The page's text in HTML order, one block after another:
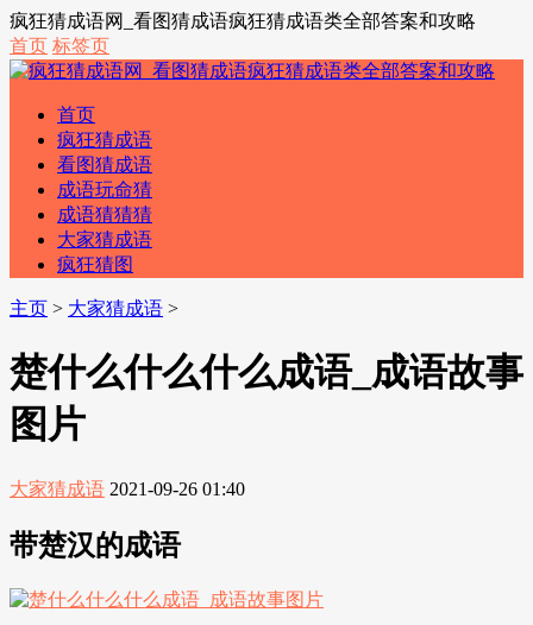
疯狂猜成语网_看图猜成语疯狂猜成语类全部答案和攻略
首页 标签页
首页
疯狂猜成语
看图猜成语
成语玩命猜
成语猜猜猜
大家猜成语
疯狂猜图
主页 > 大家猜成语 >
楚什么什么什么成语_成语故事
图片
大家猜成语 2021-09-26 01:40
带楚汉的成语